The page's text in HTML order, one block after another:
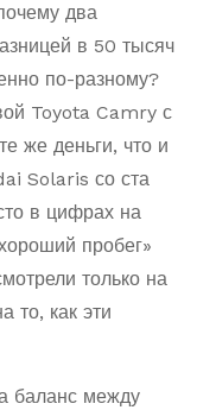
два
в 50 тысяч
по-разному?
Toyota Camry с
же деньги, что и
Solaris со ста
в цифрах на
пробег»
только на
то, как эти
баланс между